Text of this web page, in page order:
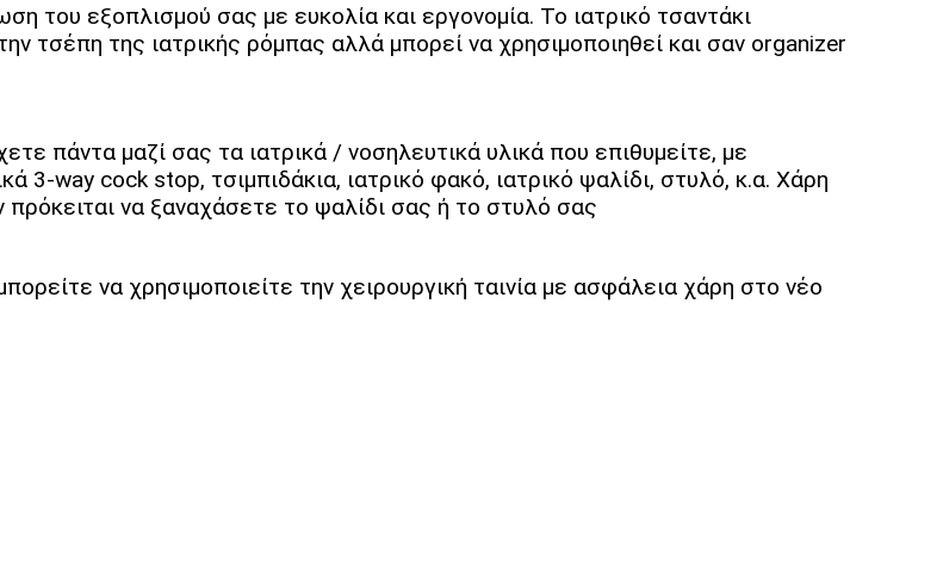
του εξοπλισμού σας με ευκολία και εργονομία. Το ιατρικό τσαντάκι
τσέπη της ιατρικής ρόμπας αλλά μπορεί να χρησιμοποιηθεί και σαν organizer
πάντα μαζί σας τα ιατρικά / νοσηλευτικά υλικά που επιθυμείτε, με
3-way cock stop, τσιμπιδάκια, ιατρικό φακό, ιατρικό ψαλίδι, στυλό, κ.α. Χάρη
να ξαναχάσετε το ψαλίδι σας ή το στυλό σας
να χρησιμοποιείτε την χειρουργική ταινία με ασφάλεια χάρη στο νέο